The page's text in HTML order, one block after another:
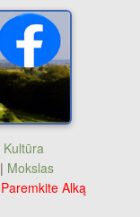
Kultūra
| Mokslas
Paremkite Alką